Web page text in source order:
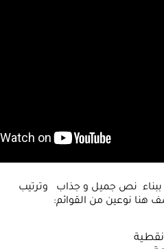
ببناء نص جميل و جذاب وترتيب
هنا نوعين من القوائم:
نقطية